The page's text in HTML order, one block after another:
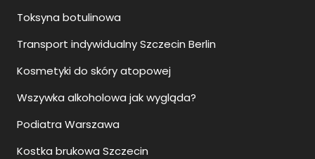
Toksyna botulinowa
Transport indywidualny Szczecin Berlin
Kosmetyki do skóry atopowej
Wszywka alkoholowa jak wygląda?
Podiatra Warszawa
Kostka brukowa Szczecin